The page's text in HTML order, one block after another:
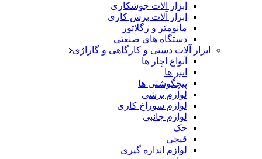
ابزار الات جوشکاری
ابزار آلات برش کاری
مانومتر و رگلاتور
دستگاه های صنعتی
ابزار آلات دستی و کارگاهی و گاراژی
آنواع اچار ها
انبر ها
پیچگوشتی ها
لوازم برشی
لوازم سوراخ کاری
لوازم جانبی
جک
قیچی
لوازم اندازه گیری